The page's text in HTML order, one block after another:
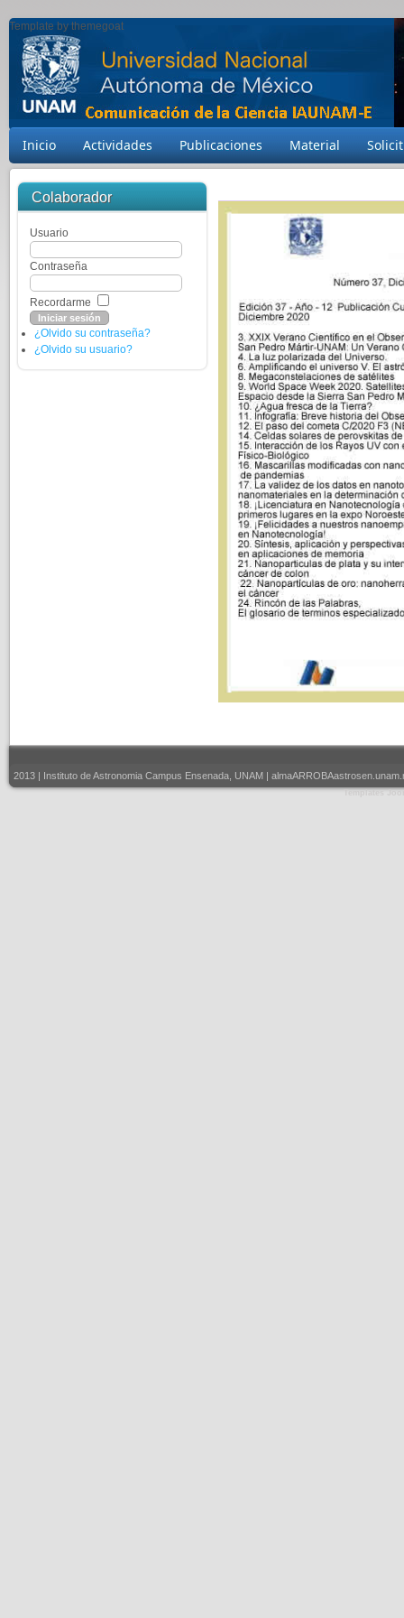
Template by themegoat
Inicio Actividades Publicaciones Material
Colaborador
Usuario
Contraseña
Recordarme
¿Olvido su contraseña?
¿Olvido su usuario?
2013 | Instituto de Astronomia Campus Ensenada, UNAM |
Templates